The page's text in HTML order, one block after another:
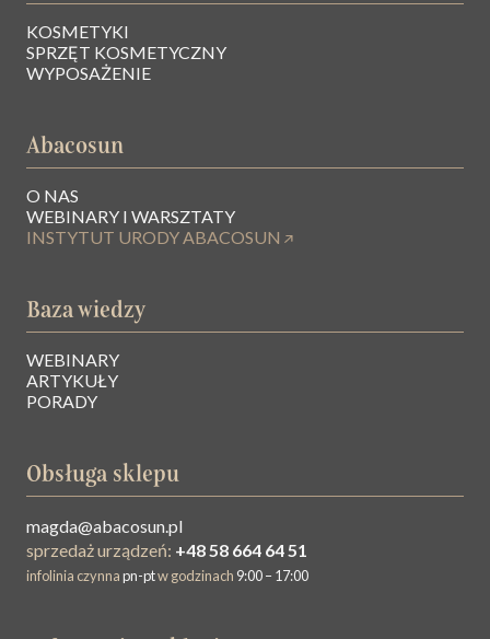
KOSMETYKI
SPRZĘT KOSMETYCZNY
WYPOSAŻENIE
Baza wiedzy
WEBINARY
ARTYKUŁY
PORADY
Obsługa sklepu
magda@abacosun.pl
sprzedaż urządzeń: +48 58 664 64 51
infolinia czynnapn-ptw godzinach 9:00 – 17:00
Abacosun
O NAS
WEBINARY I WARSZTATY
INSTYTUT URODY ABACOSUN